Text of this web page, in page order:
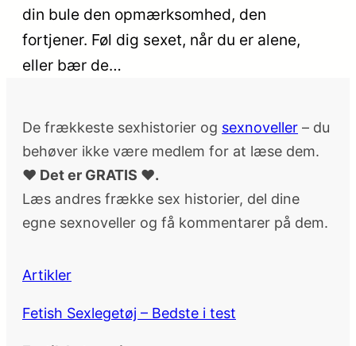
din bule den opmærksomhed, den
fortjener. Føl dig sexet, når du er alene,
eller bær de…
De frækkeste sexhistorier og sexnoveller – du
behøver ikke være medlem for at læse dem.
♥ Det er GRATIS ♥.
Læs andres frække sex historier, del dine
egne sexnoveller og få kommentarer på dem.
Artikler
Fetish Sexlegetøj – Bedste i test